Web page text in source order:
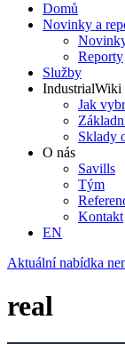
Domů
Novinky a
Reporty
Služby
IndustrialWiki
Jak
Sklady
O nás
Savills
Tým
Kontakt​
EN
Aktuální nabídka
real